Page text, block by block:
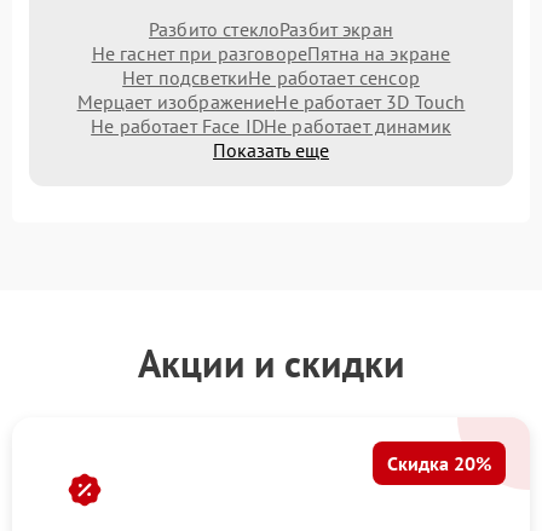
Разбито стеклоРазбит экран
Не гаснет при разговореПятна на экране
Нет подсветкиНе работает сенсор
Мерцает изображениеНе работает 3D Touch
Не работает Face IDНе работает динамик
Показать еще
Акции и скидки
Скидка 20%